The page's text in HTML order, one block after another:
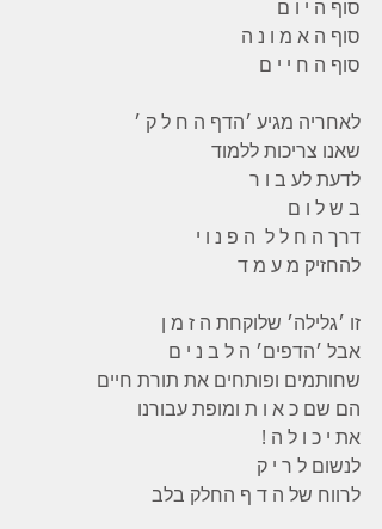
סוף ה י ו ם
סוף ה א מ ו נ ה
סוף ה ח י י ם
לאחריה מגיע ׳הדף ה ח ל ק ׳
שאנו צריכות ללמוד
לדעת לע ב ו ר
ב ש ל ו ם
דרך ה ח ל ל  ה פ נ ו י
להחזיק מ ע מ ד
זו ׳גלילה׳ שלוקחת ה ז מ ן
אבל ׳הדפים׳ ה ל ב נ י ם
שחותמים ופותחים את תורת חיים
הם שם כ א ו ת ומופת עבורנו
את י כ ו ל ה !
לנשום ל ר י ק
לרווח של ה ד ף החלק בלב